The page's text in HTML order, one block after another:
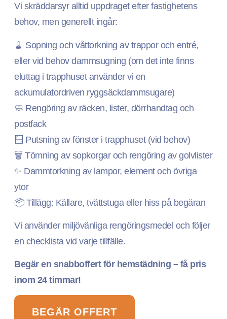
Vi skräddarsyr alltid uppdraget efter fastighetens
behov, men generellt ingår:
🧹 Sopning och våttorkning av trappor och entré,
eller vid behov dammsugning (om det inte finns
eluttag i trapphuset använder vi en
ackumulatordriven ryggsäckdammsugare)
🧼 Rengöring av räcken, lister, dörrhandtag och
postfack
🪟 Putsning av fönster i trapphuset (vid behov)
🗑️ Tömning av sopkorgar och rengöring av golvlister
✨ Dammtorkning av lampor, element och övriga
ytor
📦 Tillägg: Källare, tvättstuga eller hiss på begäran
Vi använder miljövänliga rengöringsmedel och följer
en checklista vid varje tillfälle.
Begär en snabboffert för hemstädning – få pris
inom 24 timmar!
BEGÄR OFFERT